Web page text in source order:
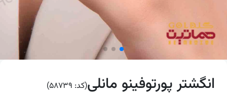
انگشتر پورتوفینو مانلی(کد: 58739)